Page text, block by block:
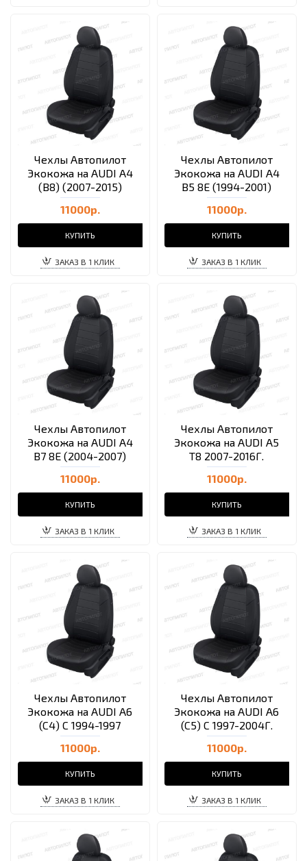
Чехлы Автопилот
Экокожа на AUDI A4
(B8) (2007-2015)
11000р.
КУПИТЬ
ЗАКАЗ В 1 КЛИК
Чехлы Автопилот
Экокожа на AUDI A4
B5 8E (1994-2001)
11000р.
КУПИТЬ
ЗАКАЗ В 1 КЛИК
Чехлы Автопилот
Экокожа на AUDI A4
B7 8E (2004-2007)
11000р.
КУПИТЬ
ЗАКАЗ В 1 КЛИК
Чехлы Автопилот
Экокожа на AUDI A5
T8 2007-2016Г.
11000р.
КУПИТЬ
ЗАКАЗ В 1 КЛИК
Чехлы Автопилот
Экокожа на AUDI A6
(C4) С 1994-1997
11000р.
КУПИТЬ
ЗАКАЗ В 1 КЛИК
Чехлы Автопилот
Экокожа на AUDI A6
(C5) C 1997-2004Г.
11000р.
КУПИТЬ
ЗАКАЗ В 1 КЛИК